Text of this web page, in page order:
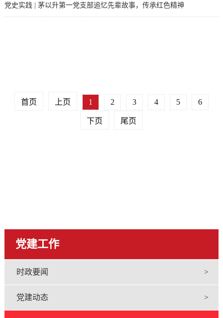
党史实践 | 茅以升第一党支部追忆先辈故事，传承红色精神
首页 上页 1 2 3 4 5 6
下页 尾页
党建工作
时政要闻 >
党建动态 >